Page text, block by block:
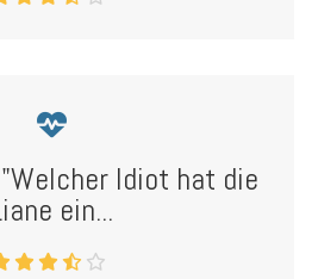
"Welcher Idiot hat die
ein...